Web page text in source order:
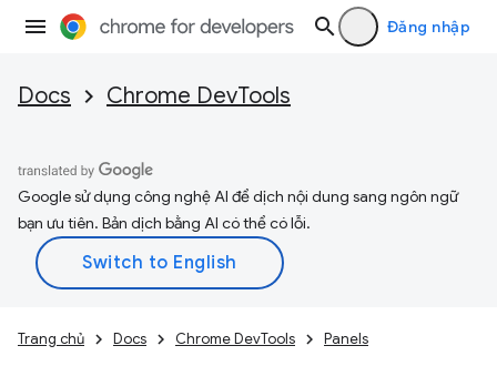
Đăng nhập
Docs Chrome DevTools
Google sử dụng công nghệ AI để dịch nội dung sang ngôn ngữ
bạn ưu tiên. Bản dịch bằng AI có thể có lỗi.
Trang chủ Docs Chrome DevTools Panels